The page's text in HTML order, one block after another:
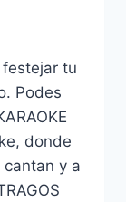
tu
Podes
donde
y a